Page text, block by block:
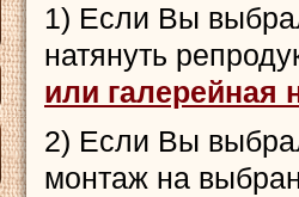
1) Если Вы
натянуть
или галерейная
2) Если Вы
монтаж на